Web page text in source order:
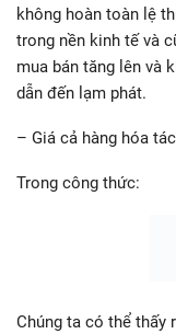
không hoàn toàn lệ
trong nền kinh tế và
mua bán tăng lên và
dẫn đến lạm phát.
– Giá cả hàng hóa
Trong công thức:
Chúng ta có thể thấy